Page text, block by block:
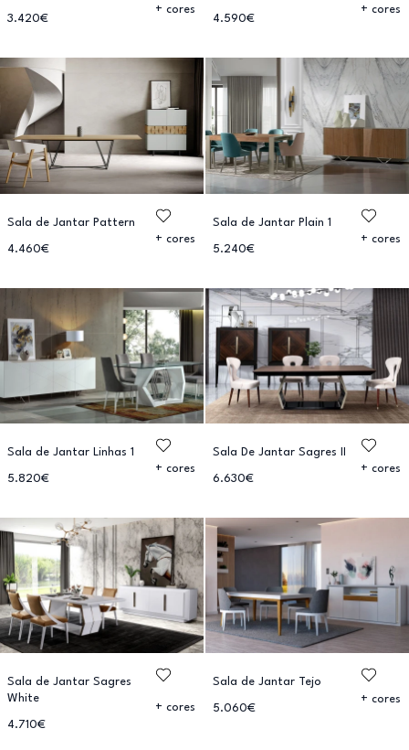
3.420€
+ cores
4.590€
+ cores
Sala de Jantar Pattern
4.460€
+ cores
Sala de Jantar Plain 1
5.240€
+ cores
Sala de Jantar Linhas 1
5.820€
+ cores
Sala De Jantar Sagres II
6.630€
+ cores
Sala de Jantar Sagres
White
4.710€
+ cores
Sala de Jantar Tejo
5.060€
+ cores